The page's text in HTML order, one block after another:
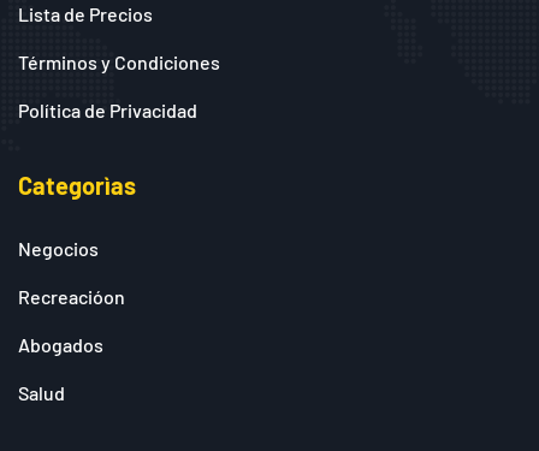
Lista de Precios
Términos y Condiciones
Política de Privacidad
Categorìas
Negocios
Recreacióon
Abogados
Salud